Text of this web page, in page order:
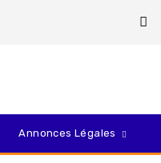
Annonces Légales